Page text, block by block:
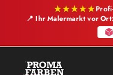
★★★★★
📍 Ihr Malermarkt vor